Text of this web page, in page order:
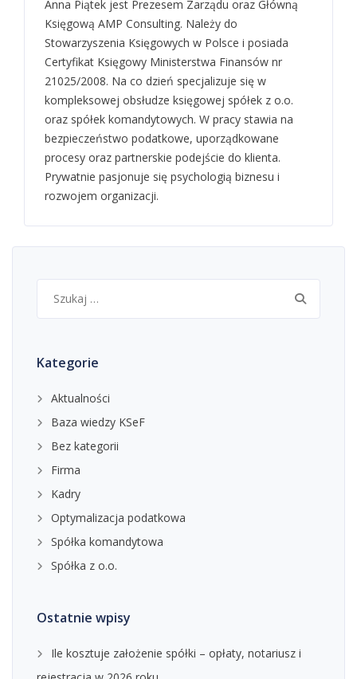
Anna Piątek jest Prezesem Zarządu oraz Główną
Księgową AMP Consulting. Należy do
Stowarzyszenia Księgowych w Polsce i posiada
Certyfikat Księgowy Ministerstwa Finansów nr
21025/2008. Na co dzień specjalizuje się w
kompleksowej obsłudze księgowej spółek z o.o.
oraz spółek komandytowych. W pracy stawia na
bezpieczeństwo podatkowe, uporządkowane
procesy oraz partnerskie podejście do klienta.
Prywatnie pasjonuje się psychologią biznesu i
rozwojem organizacji.
Kategorie
Aktualności
Baza wiedzy KSeF
Bez kategorii
Firma
Kadry
Optymalizacja podatkowa
Spółka komandytowa
Spółka z o.o.
Ostatnie wpisy
Ile kosztuje założenie spółki – opłaty, notariusz i